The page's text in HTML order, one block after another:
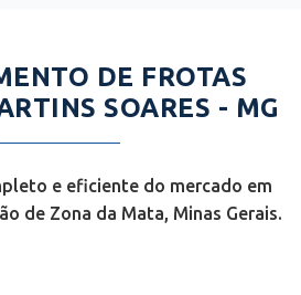
DE FROTAS
SOARES - MG
e eficiente do mercado em
de Zona da Mata, Minas Gerais.